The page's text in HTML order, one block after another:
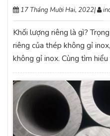
17 Tháng Mười Hai, 2022|
Khối lượng riêng là gì?
riêng của thép không gỉ
không gỉ inox. Cùng tìm